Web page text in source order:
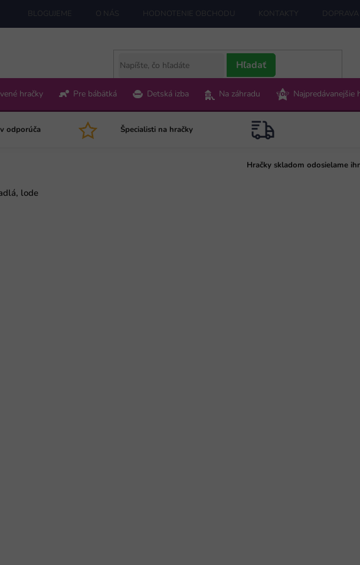
BLOGUJEME O NÁS HODNOTENIE OBCHODU KONTAKTY
Hľadať
hračky Pre bábätká Detská izba Na záhradu Najpredávanejšie
odporúča Špecialisti na hračky
Hračky skladom odosielame
lode